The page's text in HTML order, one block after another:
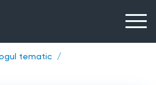
tematic